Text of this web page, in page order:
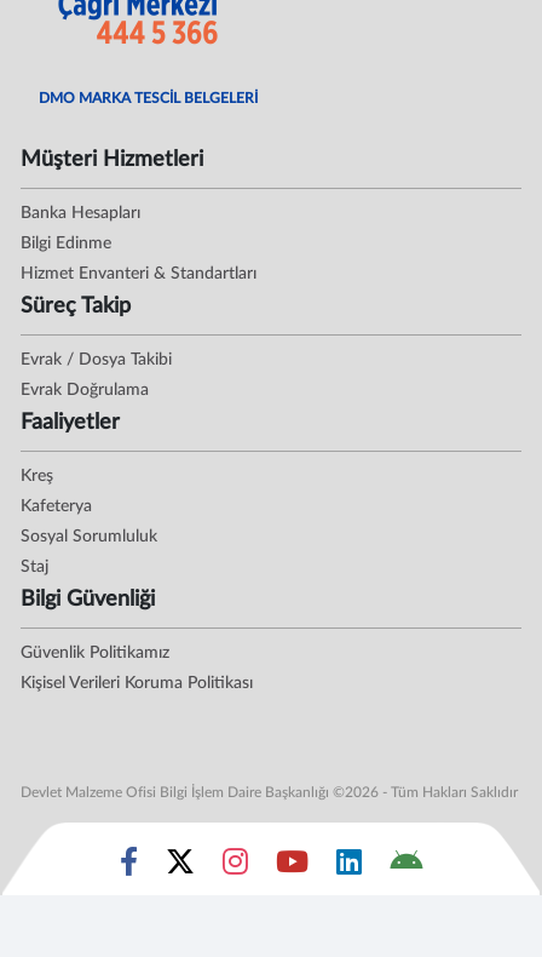
DMO MARKA TESCİL BELGELERİ
Müşteri Hizmetleri
Banka Hesapları
Bilgi Edinme
Hizmet Envanteri & Standartları
Süreç Takip
Evrak / Dosya Takibi
Evrak Doğrulama
Faaliyetler
Kreş
Kafeterya
Sosyal Sorumluluk
Staj
Bilgi Güvenliği
Güvenlik Politikamız
Kişisel Verileri Koruma Politikası
Devlet Malzeme Ofisi Bilgi İşlem Daire Başkanlığı ©2026 - Tüm Hakları Saklıdır